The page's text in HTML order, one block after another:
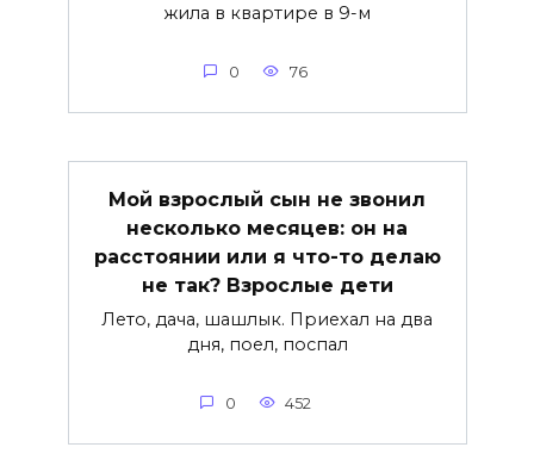
жила в квартире в 9-м
0 76
Мой взрослый сын не звонил
несколько месяцев: он на
расстоянии или я что-то делаю
не так? Взрослые дети
Лето, дача, шашлык. Приехал на два
дня, поел, поспал
0 452